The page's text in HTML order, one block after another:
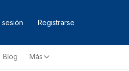
sesión Registrarse
Blog Más